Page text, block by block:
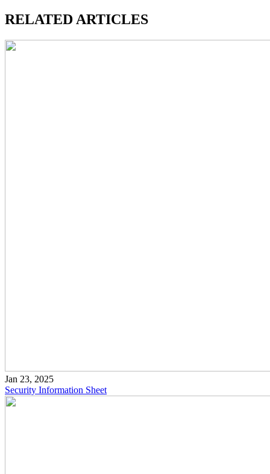
RELATED ARTICLES
Jan 23, 2025
Security Information Sheet